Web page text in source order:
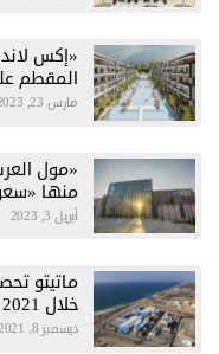
«إكس
المقطم
مارس 23, 2023
«مول
منها
أبريل 3, 2023
ماتيتو
خلال 2021
ديسمبر 8, 2021